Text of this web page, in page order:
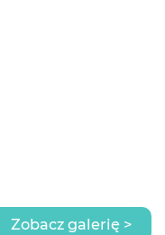
Zobacz galerię >